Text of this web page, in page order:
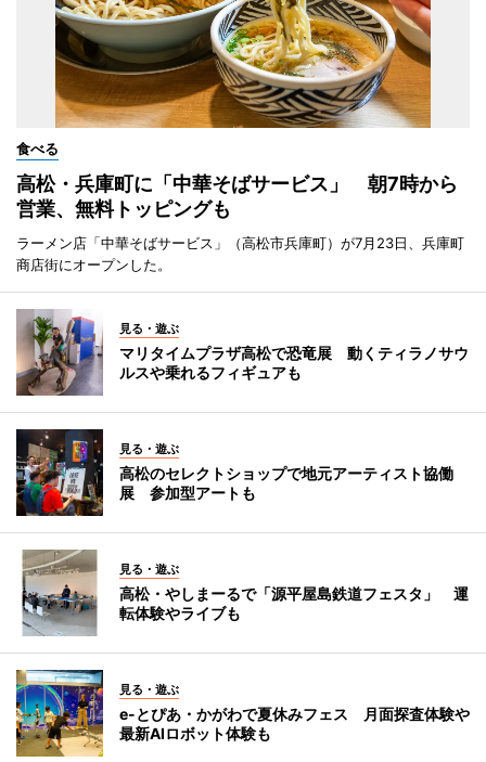
食べる
高松・兵庫町に「中華そばサービス」 朝7時から
営業、無料トッピングも
ラーメン店「中華そばサービス」（高松市兵庫町）が7月23日、兵庫町
商店街にオープンした。
見る・遊ぶ
マリタイムプラザ高松で恐竜展 動くティラノサウ
ルスや乗れるフィギュアも
見る・遊ぶ
高松のセレクトショップで地元アーティスト協働
展 参加型アートも
見る・遊ぶ
高松・やしまーるで「源平屋島鉄道フェスタ」 運
転体験やライブも
見る・遊ぶ
e-とぴあ・かがわで夏休みフェス 月面探査体験や
最新AIロボット体験も